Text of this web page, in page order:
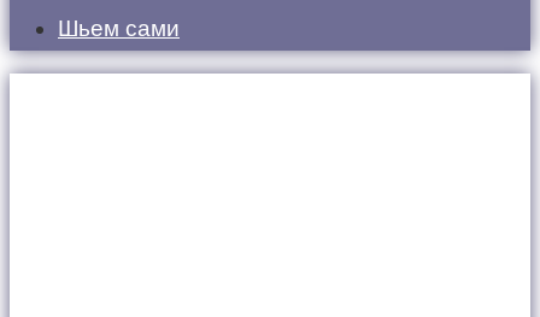
Шьем сами